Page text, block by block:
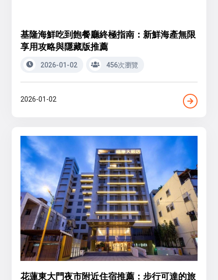
基隆海鮮吃到飽餐廳終極指南：新鮮海產無限
享用攻略與隱藏版推薦
2026-01-02 456次瀏覽
2026-01-02
花蓮東大門夜市附近住宿推薦：步行可達的旅